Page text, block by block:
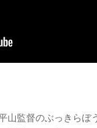
山監督のぶっきら